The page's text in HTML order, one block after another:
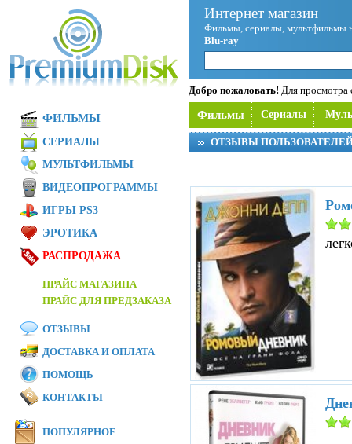
Интернет магазин
Фильмы, сериалы, мультфильмы
Blu-ray
Добро пожаловать! Для просмотра
Фильмы Сериалы
ОТЗЫВЫ
ФИЛЬМЫ
СЕРИАЛЫ
МУЛЬТФИЛЬМЫ
ВИДЕОПРОГРАММЫ
ИГРЫ PS3
ЭРОТИКА
РАСПРОДАЖА
ПРАЙС МАГАЗИНА
ПРАЙС ДЛЯ ПРЕДЗАКАЗА
ОТЗЫВЫ
ДОСТАВКА И ОПЛАТА
ПОМОЩЬ
КОНТАКТЫ
ПОПУЛЯРНОЕ